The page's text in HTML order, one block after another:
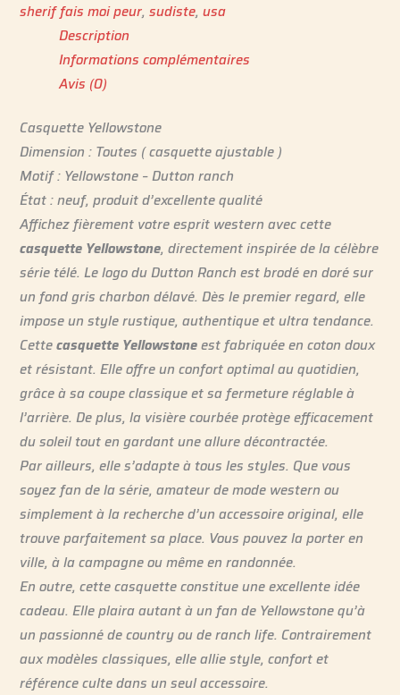
sherif fais moi peur,sudiste,usa
Description
Informations complémentaires
Avis (0)
Casquette Yellowstone
Dimension : Toutes ( casquette ajustable )
Motif : Yellowstone – Dutton ranch
État : neuf, produit d’excellente qualité
Affichez fièrement votre esprit western avec cette
casquette Yellowstone, directement inspirée de la célèbre
série télé. Le logo du Dutton Ranch est brodé en doré sur
un fond gris charbon délavé. Dès le premier regard, elle
impose un style rustique, authentique et ultra tendance.
Cettecasquette Yellowstoneest fabriquée en coton doux
et résistant. Elle offre un confort optimal au quotidien,
grâce à sa coupe classique et sa fermeture réglable à
l’arrière. De plus, la visière courbée protège efficacement
du soleil tout en gardant une allure décontractée.
Par ailleurs, elle s’adapte à tous les styles. Que vous
soyez fan de la série, amateur de mode western ou
simplement à la recherche d’un accessoire original, elle
trouve parfaitement sa place. Vous pouvez la porter en
ville, à la campagne ou même en randonnée.
En outre, cette casquette constitue une excellente idée
cadeau. Elle plaira autant à un fan de Yellowstone qu’à
un passionné de country ou de ranch life. Contrairement
aux modèles classiques, elle allie style, confort et
référence culte dans un seul accessoire.